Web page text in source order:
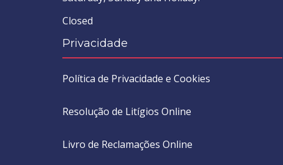
Closed
Privacidade
Política de Privacidade e Cookies
Resolução de Litígios Online
Livro de Reclamações Online